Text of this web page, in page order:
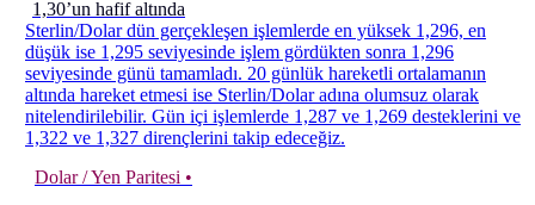
1,30’un hafif altında
Sterlin/Dolar dün gerçekleşen işlemlerde en yüksek 1,296, en
düşük ise 1,295 seviyesinde işlem gördükten sonra 1,296
seviyesinde günü tamamladı. 20 günlük hareketli ortalamanın
altında hareket etmesi ise Sterlin/Dolar adına olumsuz olarak
nitelendirilebilir. Gün içi işlemlerde 1,287 ve 1,269 desteklerini ve
1,322 ve 1,327 dirençlerini takip edeceğiz.
Dolar / Yen Paritesi •